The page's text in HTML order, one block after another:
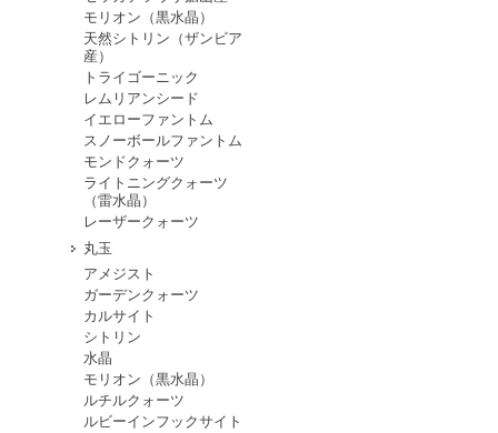
モリオン（黒水晶）
天然シトリン（ザンビア
産）
トライゴーニック
レムリアンシード
イエローファントム
スノーボールファントム
モンドクォーツ
ライトニングクォーツ
（雷水晶）
レーザークォーツ
丸玉
アメジスト
ガーデンクォーツ
カルサイト
シトリン
水晶
モリオン（黒水晶）
ルチルクォーツ
ルビーインフックサイト